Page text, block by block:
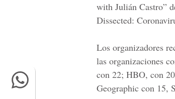
with Julián Castro”
Dissected:
Los organizadores
las organizaciones
con 22; HBO, con
Geographic con 15,